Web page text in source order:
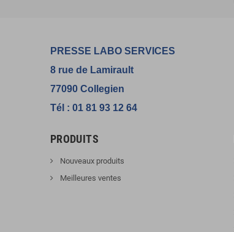
PRESSE LABO SERVICES
8 rue de Lamirault
77090 Collegien
Tél : 01 81 93 12 64
PRODUITS
Nouveaux produits
Meilleures ventes